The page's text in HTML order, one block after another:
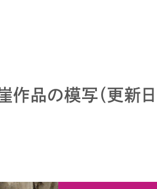
作品の模写（更